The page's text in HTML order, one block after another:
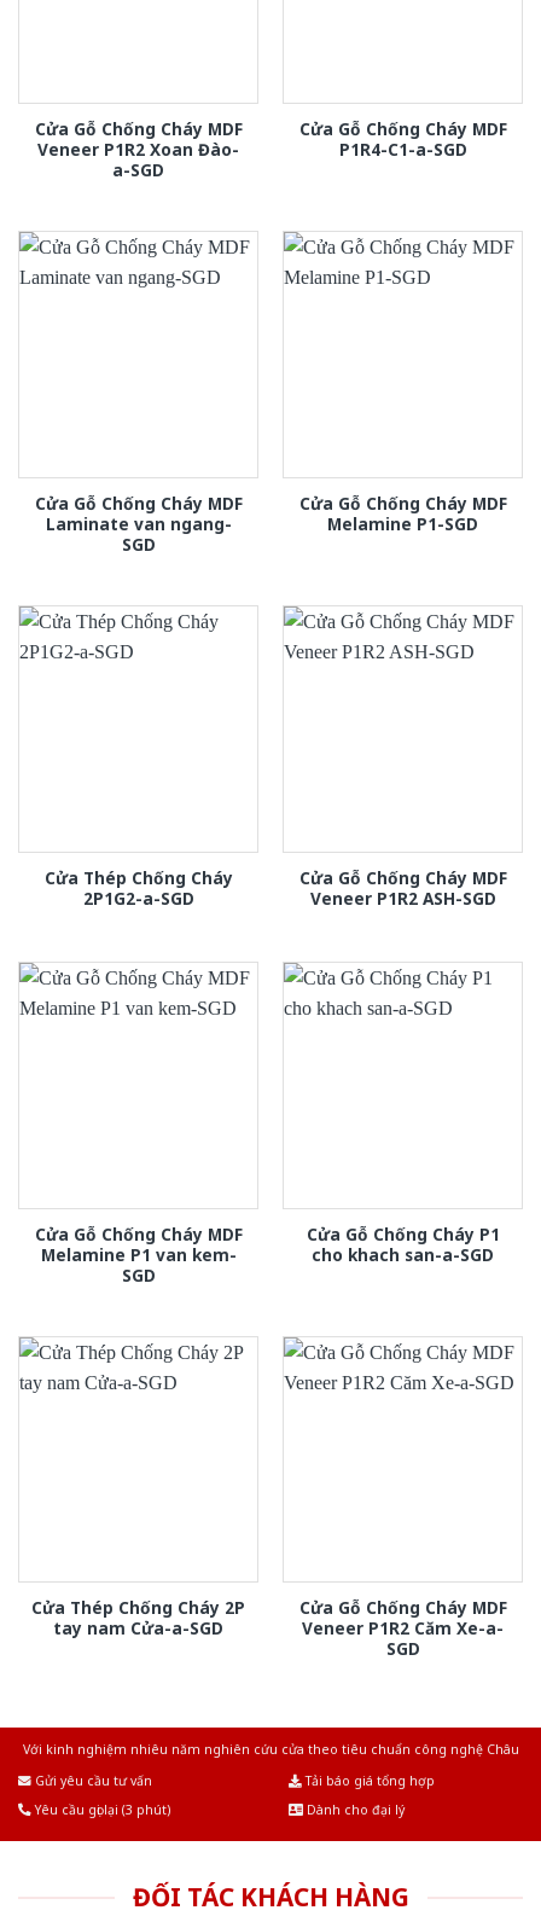
Cửa Gỗ Chống Cháy MDF
Veneer P1R2 Xoan Đào-
a-SGD
Cửa Gỗ Chống Cháy MDF
P1R4-C1-a-SGD
Cửa Gỗ Chống Cháy MDF
Laminate van ngang-
SGD
Cửa Gỗ Chống Cháy MDF
Melamine P1-SGD
Cửa Thép Chống Cháy
2P1G2-a-SGD
Cửa Gỗ Chống Cháy MDF
Veneer P1R2 ASH-SGD
Cửa Gỗ Chống Cháy MDF
Melamine P1 van kem-
SGD
Cửa Gỗ Chống Cháy P1
cho khach san-a-SGD
Cửa Thép Chống Cháy 2P
tay nam Cửa-a-SGD
Cửa Gỗ Chống Cháy MDF
Veneer P1R2 Căm Xe-a-
SGD
Với kinh nghiệm nhiêu năm nghiên cứu cửa theo tiêu chuẩn công nghệ Châu
Gửi yêu cầu tư vấn
Tải báo giá tổng hợp
Yêu cầu gọi lại (3 phút)
Dành cho đại lý
ĐỐI TÁC KHÁCH HÀNG